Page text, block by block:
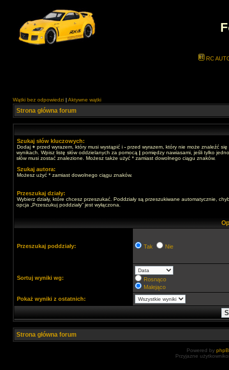
RC
Wątki bez odpowiedzi | Aktywne wątki
Strona główna forum
Szukaj słów kluczowych:
Dodaj + przed wyrazem, który musi wystąpić i - przed wyrazem, który nie może znaleźć się
wynikach. Wpisz listę słów oddzielanych za pomocą | pomiędzy nawiasami, jeśli tylko
słów musi zostać znalezione. Możesz także użyć * zamiast dowolnego ciągu znaków.
Szukaj autora:
Możesz użyć * zamiast dowolnego ciągu znaków.
Przeszukaj działy:
Wybierz działy, które chcesz przeszukać. Poddziały są przeszukiwane automatycznie,
opcja „Przeszukuj poddziały” jest wyłączona.
Przeszukaj poddziały: Tak Nie
Sortuj wyniki wg:
Rosnąco
Malejąco
Pokaż wyniki z ostatnich:
Strona główna forum
Powered by
Przyjazne